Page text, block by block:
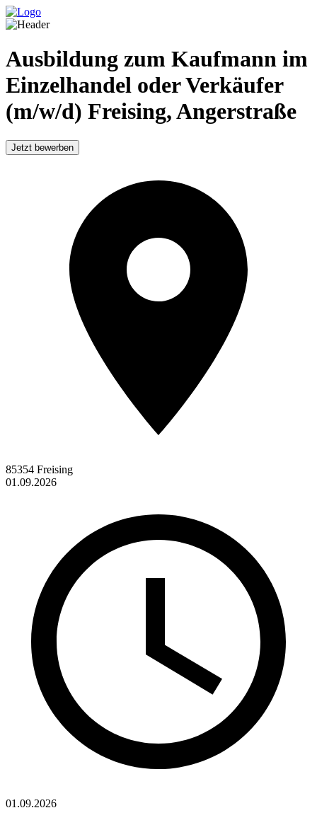
Ausbildung zum Kaufmann im
Einzelhandel oder Verkäufer
(m/w/d) Freising, Angerstraße
Jetzt bewerben
85354 Freising
01.09.2026
01.09.2026